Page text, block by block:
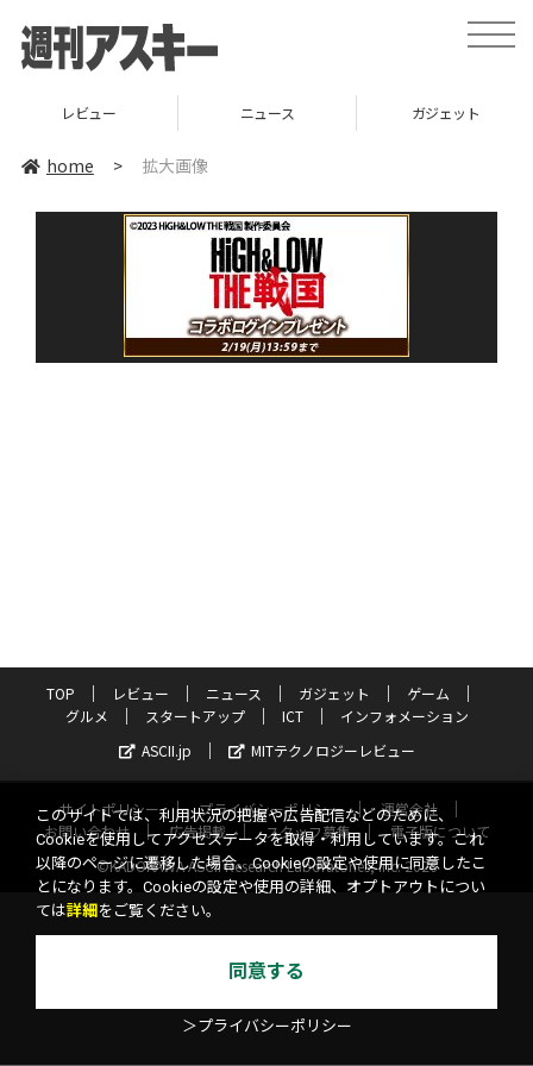
toggle
レビュー ニュース ガジェット
home > 拡大画像
TOP レビュー ニュース ガジェット
ゲーム
グルメ
スタートアップ ICT
インフォメーション
ASCII.jp
MITテクノロジーレビュー
サイトポリシー プライバシーポリシー
運営会社
お問い合わせ
広告掲載 スタッフ募集
電子版について
©KADOKAWA ASCII Research Laboratories, Inc. 2026
このサイトでは、利用状況の把握や広告配信などのために、
Cookieを使用してアクセスデータを取得・利用しています。これ
以降のページに遷移した場合、Cookieの設定や使用に同意したこ
とになります。Cookieの設定や使用の詳細、オプトアウトについ
ては詳細 をご覧ください。
同意する
＞プライバシーポリシー